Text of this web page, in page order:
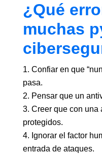
¿Qué
muchas
Confiar en que
pasa.
Pensar que un
Creer que con una
protegidos.
Ignorar el factor
entrada de ataques.